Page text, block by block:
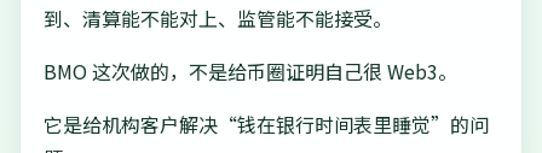
到、清算能不能对上、监管能不能接受。
BMO 这次做的，不是给币圈证明自己很 Web3。
它是给机构客户解决“钱在银行时间表里睡觉”的问